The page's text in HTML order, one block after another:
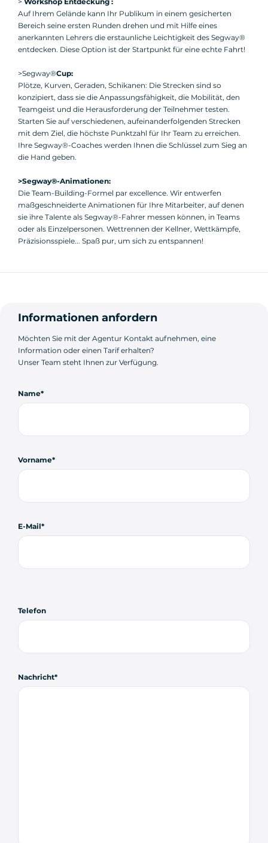
Auf Ihrem Gelände kann Ihr Publikum in einem gesicherten
Bereich seine ersten Runden drehen und mit Hilfe eines
anerkannten Lehrers die erstaunliche Leichtigkeit des Segway®
entdecken. Diese Option ist der Startpunkt für eine echte Fahrt!
>Segway®Cup:
Plötze, Kurven, Geraden, Schikanen: Die Strecken sind so
konzipiert, dass sie die Anpassungsfähigkeit, die Mobilität, den
Teamgeist und die Herausforderung der Teilnehmer testen.
Starten Sie auf verschiedenen, aufeinanderfolgenden Strecken
mit dem Ziel, die höchste Punktzahl für Ihr Team zu erreichen.
Ihre Segway®-Coaches werden Ihnen die Schlüssel zum Sieg an
die Hand geben.
>Segway®-Animationen:
Die Team-Building-Formel par excellence. Wir entwerfen
maßgeschneiderte Animationen für Ihre Mitarbeiter, auf denen
sie ihre Talente als Segway®-Fahrer messen können, in Teams
oder als Einzelpersonen. Wettrennen der Kellner, Wettkämpfe,
Präzisionsspiele... Spaß pur, um sich zu entspannen!
Informationen anfordern
Möchten Sie mit der Agentur Kontakt aufnehmen, eine
Information oder einen Tarif erhalten?
Unser Team steht Ihnen zur Verfügung.
Name
Vorname
E-Mail
Telefon
Nachricht